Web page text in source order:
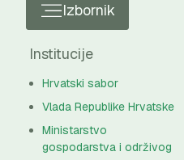
Izbornik
Institucije
Hrvatski sabor
Vlada Republike Hrvatske
Ministarstvo
gospodarstva i održivog